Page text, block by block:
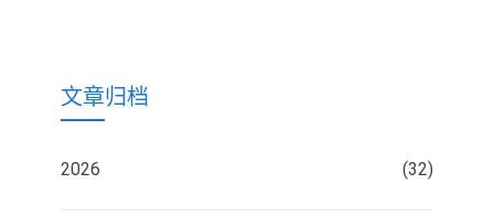
文章归档
2026 (32)